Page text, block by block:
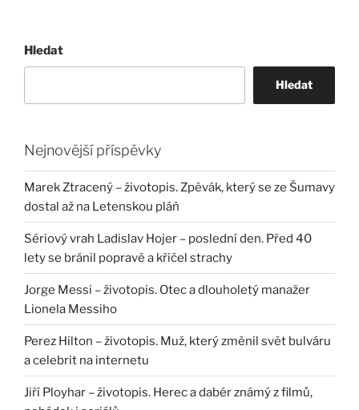
Hledat
Hledat
Nejnovější příspěvky
Marek Ztracený – životopis. Zpěvák, který se ze Šumavy
dostal až na Letenskou pláň
Sériový vrah Ladislav Hojer – poslední den. Před 40
lety se bránil popravě a křičel strachy
Jorge Messi – životopis. Otec a dlouholetý manažer
Lionela Messiho
Perez Hilton – životopis. Muž, který změnil svět bulváru
a celebrit na internetu
Jiří Ployhar – životopis. Herec a dabér známý z filmů,